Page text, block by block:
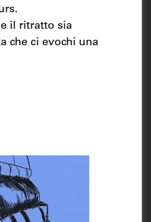
il ritratto sia
che ci evochi una